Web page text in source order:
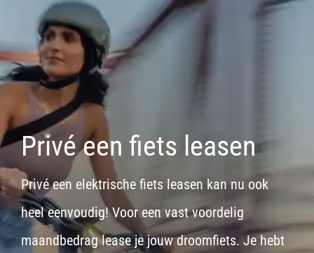
Privé een fiets leasen
Privé een elektrische fiets leasen kan nu ook
heel eenvoudig! Voor een vast voordelig
maandbedrag lease je jouw droomfiets. Je hebt